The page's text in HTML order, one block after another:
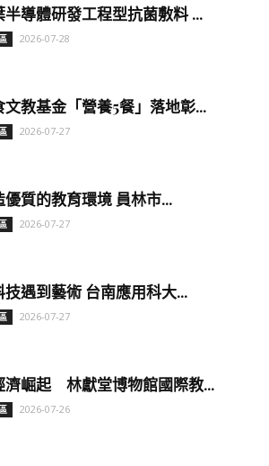
半導體研發工程型抗菌敷料 ...
2026-07-28
文教基金「營養5餐」落地彰...
2026-07-27
優質的教育環境 員林市...
2026-07-27
技遇到藝術 台南應用科大...
2026-07-27
濟崛起 林獻堂博物館國際教...
2026-07-26